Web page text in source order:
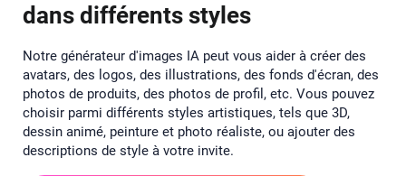
dans différents styles
Notre générateur d'images IA peut vous aider à créer des
avatars, des logos, des illustrations, des fonds d'écran, des
photos de produits, des photos de profil, etc. Vous pouvez
choisir parmi différents styles artistiques, tels que 3D,
dessin animé, peinture et photo réaliste, ou ajouter des
descriptions de style à votre invite.